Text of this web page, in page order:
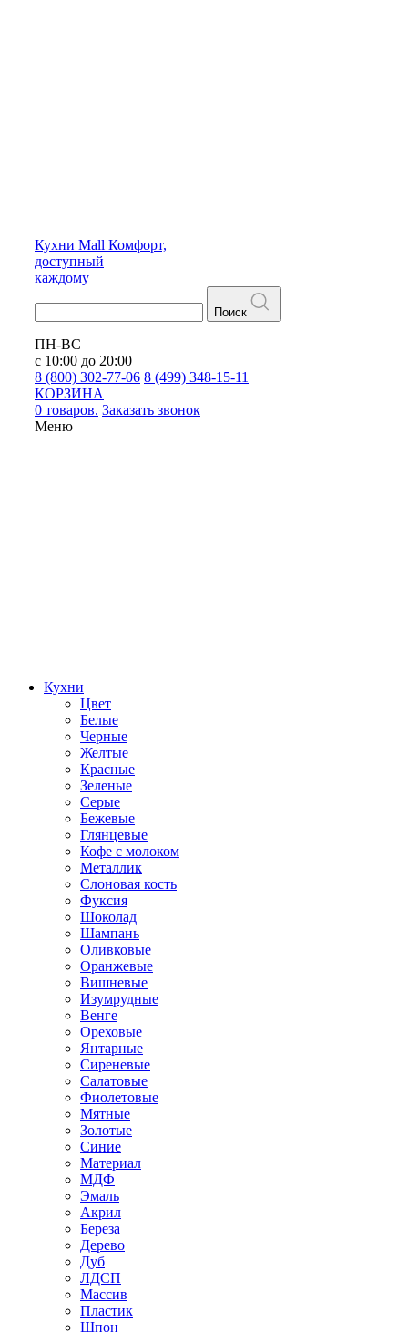
Кухни Mall Комфорт,
доступный
каждому
Поиск
ПН-ВС
с 10:00 до 20:00
8 (800) 302-77-06 8 (499) 348-15-11
КОРЗИНА
0 товаров. Заказать звонок
Меню
Кухни
Цвет
Белые
Черные
Желтые
Красные
Зеленые
Серые
Бежевые
Глянцевые
Кофе с молоком
Металлик
Слоновая кость
Фуксия
Шоколад
Шампань
Оливковые
Оранжевые
Вишневые
Изумрудные
Венге
Ореховые
Янтарные
Сиреневые
Салатовые
Фиолетовые
Мятные
Золотые
Синие
Материал
МДФ
Эмаль
Акрил
Береза
Дерево
Дуб
ЛДСП
Массив
Пластик
Шпон